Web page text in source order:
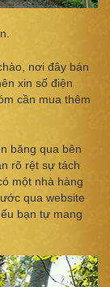
nơi đây bán
xin số điện
cần mua thêm
băng qua bên
rõ rệt sự tách
một nhà hàng
qua website
bạn tự mang